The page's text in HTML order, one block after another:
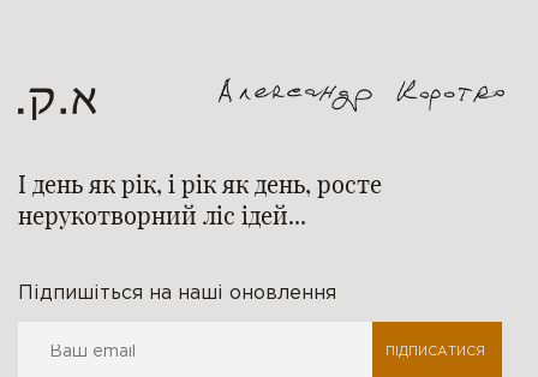
І день як рік, і рік як день, росте
нерукотворний ліс ідей...
Підпишіться на наші оновлення
ПІДПИСАТИСЯ